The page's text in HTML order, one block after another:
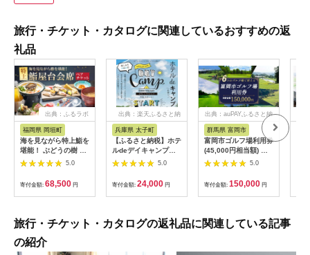
旅行・チケット・カタログに関連しているおすすめの返
礼品
出典：ふるラボ
福岡県 岡垣町
海を見ながら特上鮨を
堪能！ ぶどうの樹 鮨
屋台ペア お食事券 海
鮮 海 屋台 食事 ペア
福岡県 岡垣町
5.0
寄付金額: 68,500 円
出典：楽天ふるさと納
兵庫県 太子町
【ふるさと納税】ホテ
ルdeデイキャンプ体
験チケット
【1364991】
5.0
寄付金額: 24,000 円
出典：auPAYふるさと納
群馬県 富岡市
富岡市ゴルフ場利用券
(45,000円相当額) ゴ
ルフ チケット 平日 土
日 祝日 プレー券 関東
群馬県 首都圏 F20E-
382
5.0
寄付金額: 150,000 円
旅行・チケット・カタログの返礼品に関連している記事
の紹介